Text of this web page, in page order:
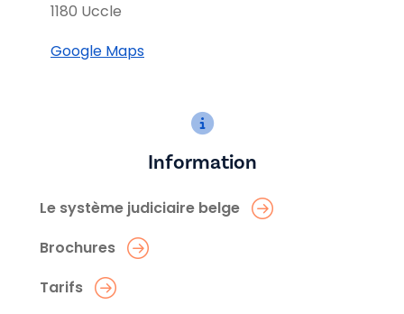
1180 Uccle
Google Maps
Information
Le système judiciaire belge
Brochures
Tarifs